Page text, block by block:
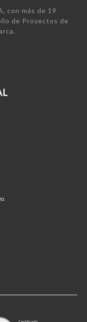
con más de 19
de Proyectos de